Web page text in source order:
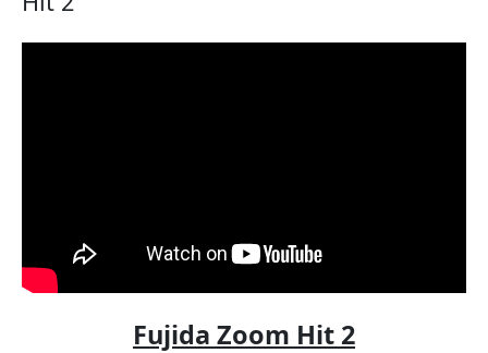
Fujida Zoom Hit 2